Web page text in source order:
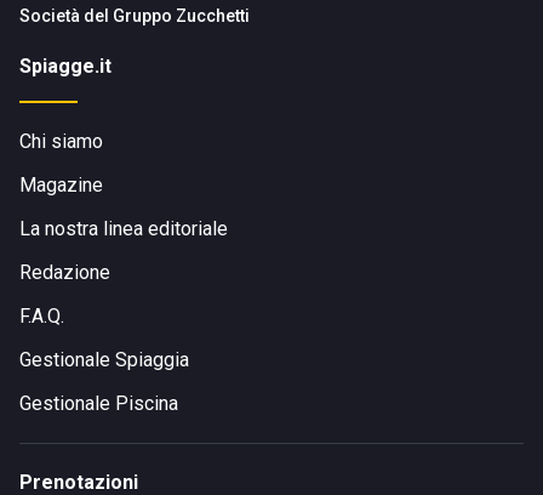
Società del Gruppo Zucchetti
Spiagge.it
Chi siamo
Magazine
La nostra linea editoriale
Redazione
F.A.Q.
Gestionale Spiaggia
Gestionale Piscina
Prenotazioni